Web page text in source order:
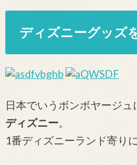
ディズニーグッズ
日本でいうボンボヤージュ
ディズニー。
1番ディズニーランド寄り